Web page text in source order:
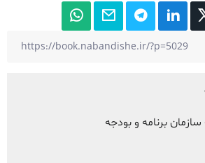
برنامه و بودجه